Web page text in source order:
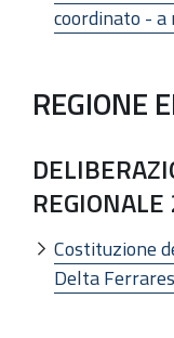
coordinato - a
REGIONE
Costituzione
Delta